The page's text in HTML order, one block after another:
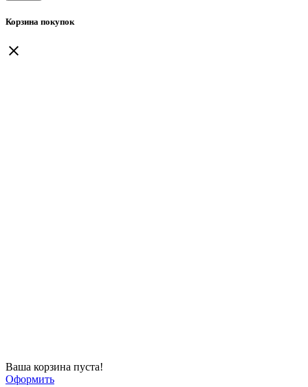
Корзина покупок
Ваша корзина пуста!
Оформить